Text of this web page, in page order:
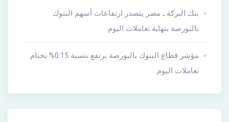
بنك البركة ـ مصر يتصدر ارتفاعات أسهم البنوك
بالبورصة بنهاية تعاملات اليوم
مؤشر قطاع البنوك بالبورصة يرتفع بنسبة 0.15% بختام
تعاملات اليوم